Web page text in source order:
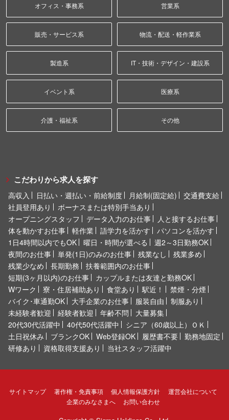
オフィス・事務系 営業系
販売・サービス系 物流・配送・軽作業系
製造系 IT・技術・デザイン・建設系
イベント系 医療系
介護・福祉系 その他
こだわりから求人を探す
高収入 日払い・週払い・前給制度 月給制(固定給)
交通費支給
社員登用あり
ボーナスまたは特別手当あり
オープニングスタッフ
データ入力のお仕事
人と接するお仕事
体を動かすお仕事
軽作業 語学力を活かす
パソコンを活かす
1日4時間以内でもOK
曜日・時間が選べる
週2～3日勤務OK
夜間のお仕事
単発(1日)のみのお仕事 残業なし
残業多め
残業少なめ
長期勤務
扶養範囲内のお仕事
短期(3ヶ月以内)のお仕事
カップルまたは友達と勤務OK
Wワーク
寮・住居補助あり 食堂あり 駅近！
禁煙・分煙
バイク･車通勤OK
大手企業のお仕事 服装自由
制服あり
未経験者歓迎
経験者歓迎 年齢不問
大量募集
20代30代活躍中
40代50代活躍中
シニア（60歳以上）ＯＫ
土日祝休み
ブランクOK Web登録OK 履歴書不要
勤務地固定
研修あり
資格取得支援あり 当社スタッフ活躍中
サイトマップ 著作権・免責事項 個人情報保護方針
運営会社について
企業のみなさまへ
お問い合わせ